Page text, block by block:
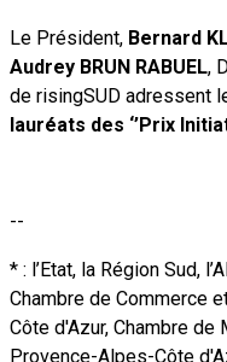
Le Président, Bernard
Audrey BRUN RABUEL,
de risingSUD adressent
lauréats des ‘’Prix
--
* : l’Etat, la Région Sud,
Chambre de Commerce
Côte d'Azur, Chambre de
Provence-Alpes-Côte